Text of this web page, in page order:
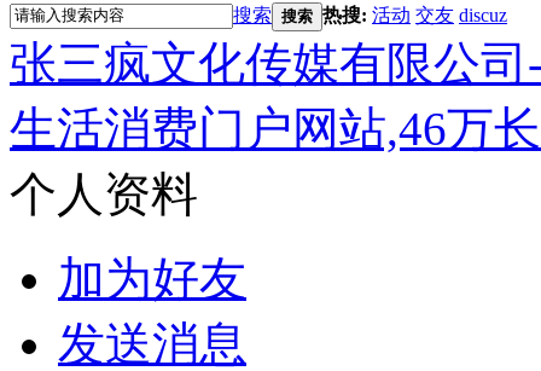
搜索 搜索 热搜: 活动 交友 discuz
张三疯文化传媒有限公
生活消费门户网站,46万
个人资料
加为好友
发送消息